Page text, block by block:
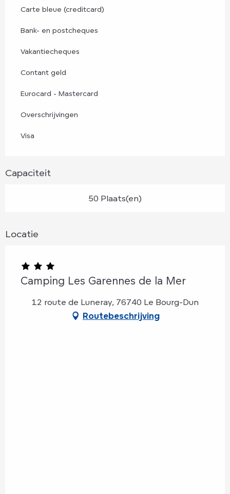
Carte bleue (creditcard)
Bank- en postcheques
Vakantiecheques
Contant geld
Eurocard - Mastercard
Overschrijvingen
Visa
Capaciteit
50 Plaats(en)
Locatie
Camping Les Garennes de la Mer
12 route de Luneray, 76740 Le Bourg-Dun
Routebeschrijving